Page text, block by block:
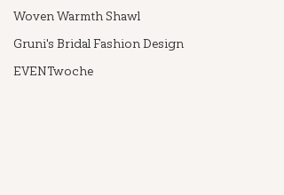
Woven Warmth Shawl
Gruni's Bridal Fashion Design
EVENTwoche